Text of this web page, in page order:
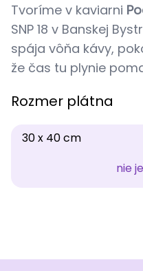
Tvoríme v kaviarni
SNP 18 v Banskej
spája vôňa kávy,
že čas tu plynie
Rozmer plátna
30 x 40 cm
nie